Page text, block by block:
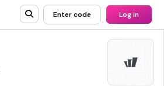
Enter code Log in